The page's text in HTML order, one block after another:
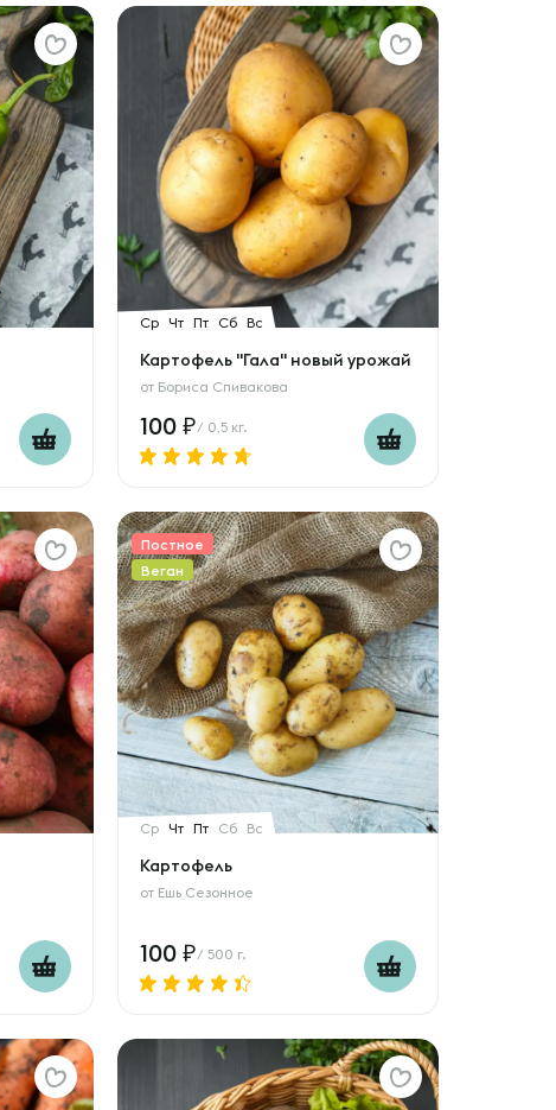
Ср Чт Пт Сб Вс
Картофель "Гала" новый урожай
от Бориса Спивакова
100 / 0,5 кг.
Постное
Веган
Ср Чт Пт Сб Вс
Картофель
от Ешь Сезонное
100 / 500 г.